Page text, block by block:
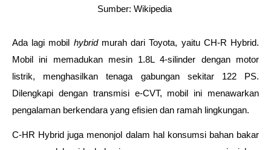
Sumber: Wikipedia
Ada lagi mobil hybrid murah dari Toyota, yaitu CH-R Hybrid.
Mobil ini memadukan mesin 1.8L 4-silinder dengan motor
listrik, menghasilkan tenaga gabungan sekitar 122 PS.
Dilengkapi dengan transmisi e-CVT, mobil ini menawarkan
pengalaman berkendara yang efisien dan ramah lingkungan.
C-HR Hybrid juga menonjol dalam hal konsumsi bahan bakar